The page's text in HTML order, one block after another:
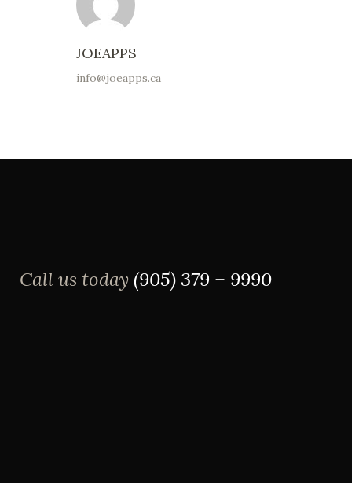
JOEAPPS
info@joeapps.ca
Call us today(905) 379 – 9990